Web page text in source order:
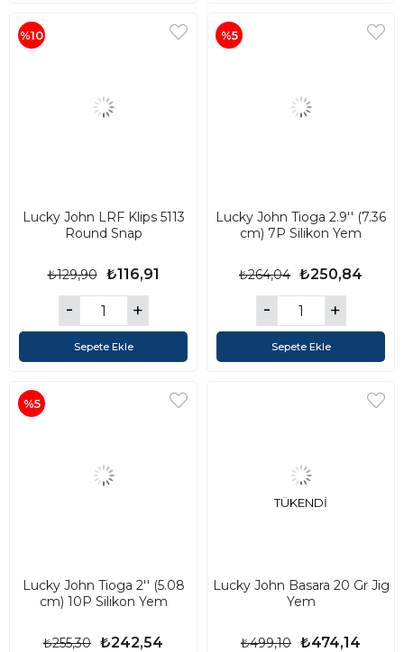
Lucky John LRF Klips 5113
Round Snap
₺116,91
₺129,90
Sepete Ekle
%10
Lucky John Tioga 2.9'' (7.36
cm) 7P Silikon Yem
₺250,84
₺264,04
Sepete Ekle
%5
Lucky John Tioga 2'' (5.08
cm) 10P Silikon Yem
₺242,54
₺255,30
%5
TÜKENDI
Lucky John Basara 20 Gr Jig
Yem
₺474,14
₺499,10